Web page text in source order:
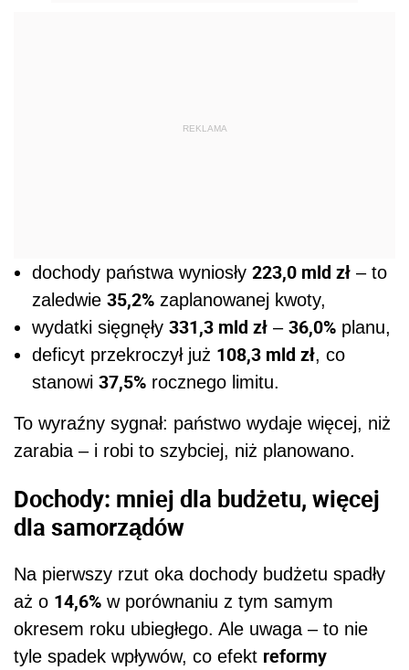
REKLAMA
dochody państwa wyniosły 223,0 mld zł – to
zaledwie 35,2% zaplanowanej kwoty,
wydatki sięgnęły 331,3 mld zł – 36,0% planu,
deficyt przekroczył już 108,3 mld zł, co
stanowi 37,5% rocznego limitu.
To wyraźny sygnał: państwo wydaje więcej, niż
zarabia – i robi to szybciej, niż planowano.
Dochody: mniej dla budżetu, więcej
dla samorządów
Na pierwszy rzut oka dochody budżetu spadły
aż o 14,6% w porównaniu z tym samym
okresem roku ubiegłego. Ale uwaga – to nie
tyle spadek wpływów, co efekt reformy